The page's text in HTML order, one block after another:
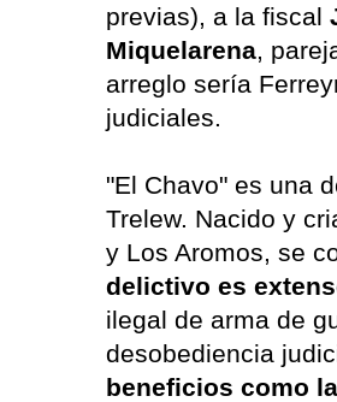
previas), a la fiscal
Miquelarena,
arreglo sería
judiciales.
"El Chavo" es una
Trelew. Nacido y
y Los Aromos, se
delictivo es
ilegal de arma de
desobediencia
beneficios como